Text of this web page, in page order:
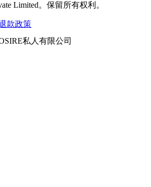
Limited。保留所有权利。
款政策
私人有限公司